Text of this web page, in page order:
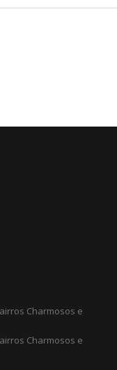
Charmosos e
Charmosos e